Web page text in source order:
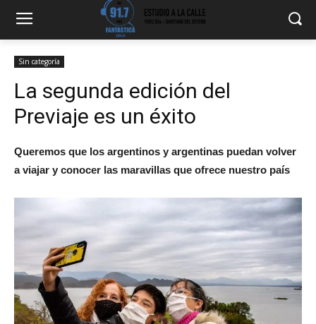
Sin categoría
La segunda edición del
Previaje es un éxito
Queremos que los argentinos y argentinas puedan volver
a viajar y conocer las maravillas que ofrece nuestro país